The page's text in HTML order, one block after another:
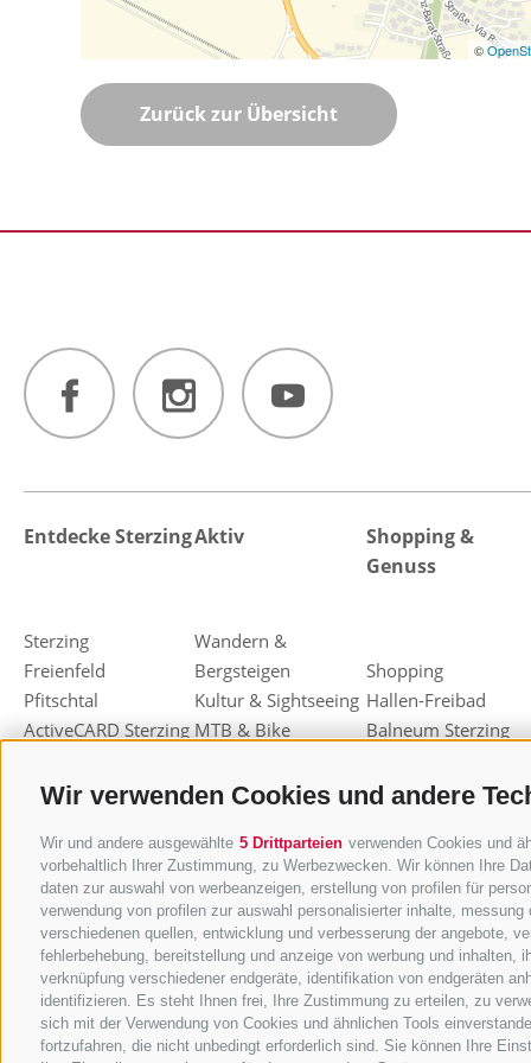
Wir verwenden Cookies und andere
Wir und andere ausgewählte 5 Drittparteien verwenden Cookies und
vorbehaltlich Ihrer Zustimmung, zu Werbezwecken. Wir können Ihre
daten zur auswahl von werbeanzeigen, erstellung von profilen für
verwendung von profilen zur auswahl personalisierter inhalte,
verschiedenen quellen, entwicklung und verbesserung der angebote,
fehlerbehebung, bereitstellung und anzeige von werbung und
verknüpfung verschiedener endgeräte, identifikation von endgeräten
identifizieren. Es steht Ihnen frei, Ihre Zustimmung zu erteilen, zu
sich mit der Verwendung von Cookies und ähnlichen Tools
fortzufahren, die nicht unbedingt erforderlich sind. Sie können Ihre
©
Zurück zur Übersicht
Entdecke Sterzing
Sterzing
Freienfeld
Pfitschtal
ActiveCARD Sterzing
Weihnachtsmarkt
Knödelfest Sterzing
Aktiv
Wandern &
Bergsteigen
Kultur & Sightseeing
MTB & Bike
Freizeit & Sport
Rodeln
Langlaufen
Ski-Alpinismus
Andere
Winteraktivitäten
Shopping &
Genuss
Shopping
Hallen-Freibad
Balneum Sterzing
Almen & Hütten
Sterzinger Joghurt
Eisacktaler Kost
Einkaufsgutscheine
Törggelen
Berg-Kräuter